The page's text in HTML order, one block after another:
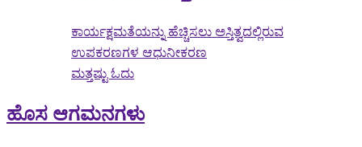
ಕಾರ್ಯಕ್ಷಮತೆಯನ್ನು ಹೆಚ್ಚಿಸಲು ಅಸ್ತಿತ್ವದಲ್ಲಿರುವ
ಉಪಕರಣಗಳ ಆಧುನೀಕರಣ
ಮತ್ತಷ್ಟು ಓದು
ಹೊಸ ಆಗಮನಗಳು